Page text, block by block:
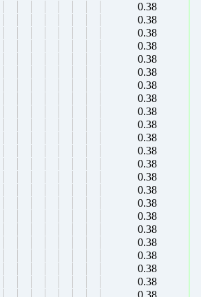
0.38
0.38
0.38
0.38
0.38
0.38
0.38
0.38
0.38
0.38
0.38
0.38
0.38
0.38
0.38
0.38
0.38
0.38
0.38
0.38
0.38
0.38
0.38